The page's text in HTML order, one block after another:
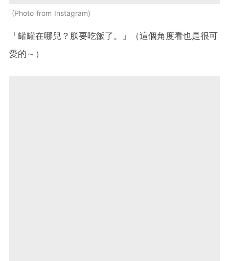
Photo from Instagram
「罐罐在哪兒？朕要吃飯了。」（這個角度看也是很可
愛的～）